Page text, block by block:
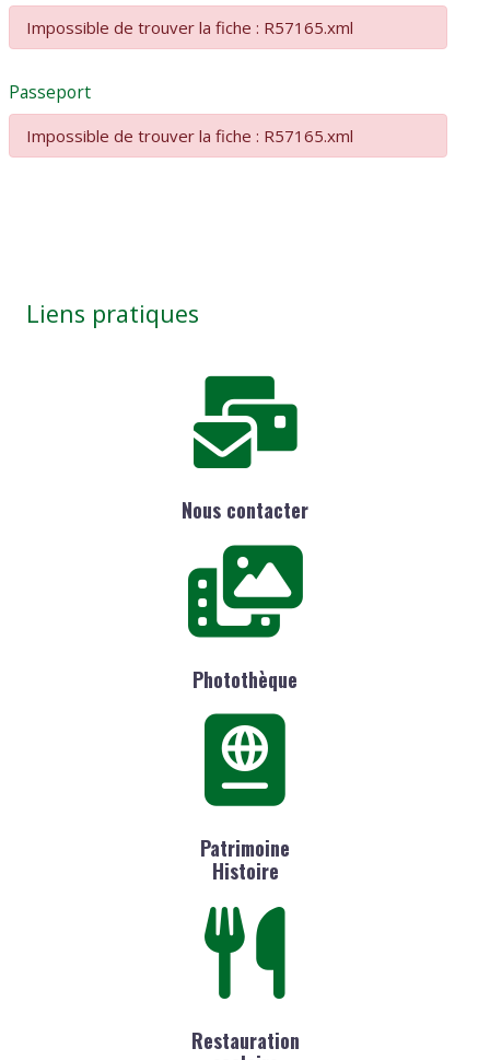
Impossible de trouver la fiche : R57165.xml
Passeport
Impossible de trouver la fiche : R57165.xml
Liens pratiques
Nous contacter
Photothèque
Patrimoine
Histoire
Restauration